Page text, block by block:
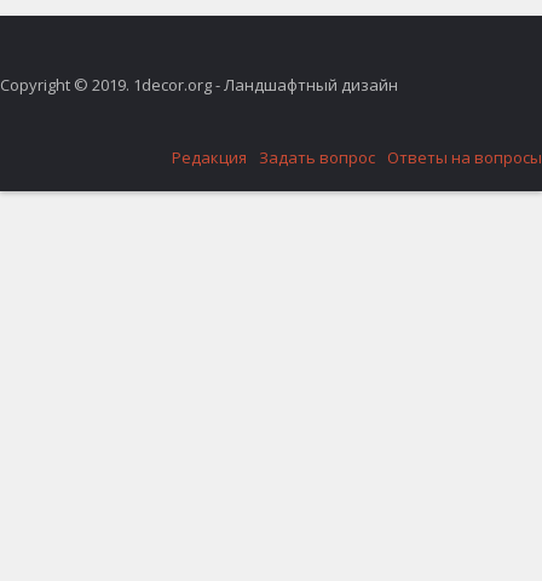
Copyright © 2019. 1decor.org - Ландшафтный дизайн
Редакция Задать вопрос Ответы на вопросы